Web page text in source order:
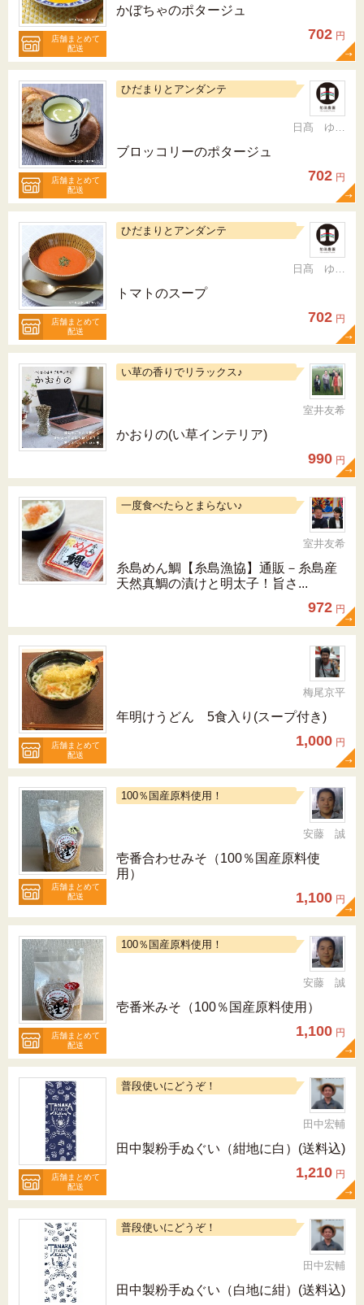
店舗まとめて
配送
かぼちゃのポタージュ
702 円
店舗まとめて
配送
ひだまりとアンダンテ
日髙 ゆかり
ブロッコリーのポタージュ
702 円
店舗まとめて
配送
ひだまりとアンダンテ
日髙 ゆかり
トマトのスープ
702 円
い草の香りでリラックス♪
室井友希
かおりの(い草インテリア)
990 円
一度食べたらとまらない♪
室井友希
糸島めん鯛【糸島漁協】通販－糸島産
天然真鯛の漬けと明太子！旨さ...
972 円
店舗まとめて
配送
梅尾京平
年明けうどん 5食入り(スープ付き)
1,000 円
店舗まとめて
配送
100％国産原料使用！
安藤 誠
壱番合わせみそ（100％国産原料使
用）
1,100 円
店舗まとめて
配送
100％国産原料使用！
安藤 誠
壱番米みそ（100％国産原料使用）
1,100 円
店舗まとめて
配送
普段使いにどうぞ！
田中宏輔
田中製粉手ぬぐい（紺地に白）(送料込)
1,210 円
普段使いにどうぞ！
田中宏輔
田中製粉手ぬぐい（白地に紺）(送料込)